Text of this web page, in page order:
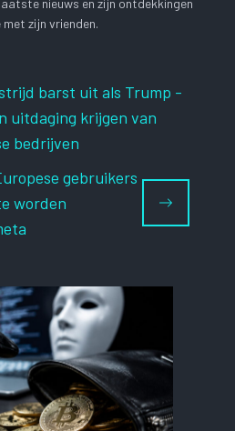
nieuws en zijn ontdekkingen
met zijn vrienden.
barst uit als Trump -
uitdaging krijgen van
bedrijven
gebruikers
worden